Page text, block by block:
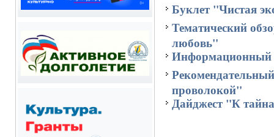
Буклет "Чистая
Тематический
любовь"
Информационный
проволокой"
Дайджест "К